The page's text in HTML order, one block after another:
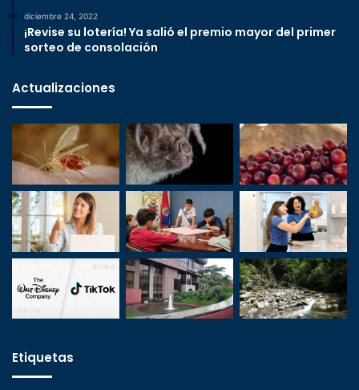
diciembre 24, 2022
¡Revise su lotería! Ya salió el premio mayor del primer
sorteo de consolación
Actualizaciones
Etiquetas